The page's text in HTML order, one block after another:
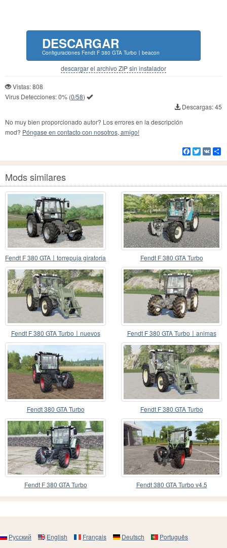
DESCARGAR
Configuraciones Fendt F 380 GTA Turbo〡beacon
descargar el archivo ZIP sin instalador
Vistas: 808
Virus Detecciones:0% (0/58)
Descargas: 45
No muy bien proporcionado autor? Los errores en la descripción
mod? Póngase en contacto con nosotros, amigo!
Facebook
Twitter
VK
Mods similares
Fendt F 380 GTA〡torrepuja giratoria
plegable
Fendt F 380 GTA Turbo
Fendt F 380 GTA Turbo〡nuevos
neumáticos
Fendt F 380 GTA Turbo〡animas
Fendt 380 GTA Turbo Fendt F 380 GTA Turbo
Fendt F 380 GTA Turbo Fendt 380 GTA Turbo v4.5
Русский English Français Deutsch
Português